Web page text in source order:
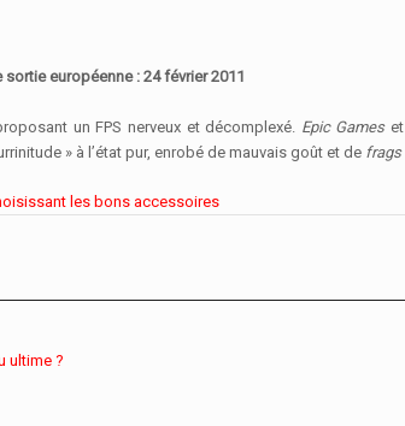
européenne : 24 février 2011
un FPS nerveux et décomplexé. Epic Gameset
» à l’état pur, enrobé de mauvais goût et de frags
les bons accessoires
ultime ?